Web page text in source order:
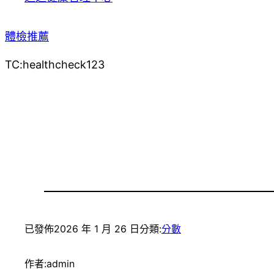
體檢推薦
TC:healthcheck123
已發佈2026 年 1 月 26 日分類:分數
作者:admin